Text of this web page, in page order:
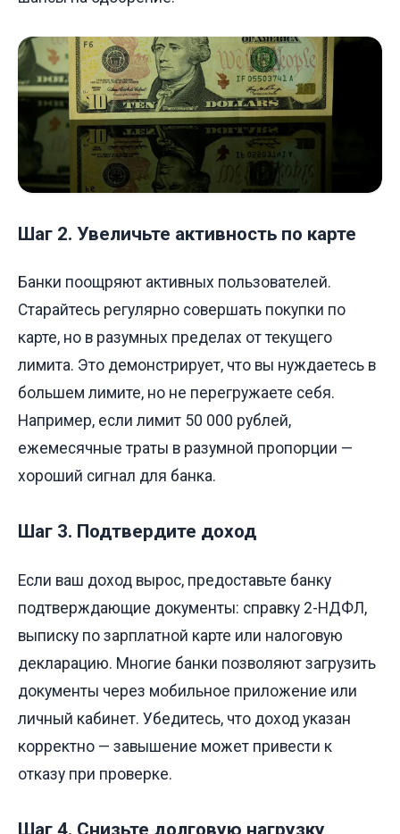
Шаг 2. Увеличьте активность по карте
Банки поощряют активных пользователей.
Старайтесь регулярно совершать покупки по
карте, но в разумных пределах от текущего
лимита. Это демонстрирует, что вы нуждаетесь в
большем лимите, но не перегружаете себя.
Например, если лимит 50 000 рублей,
ежемесячные траты в разумной пропорции —
хороший сигнал для банка.
Шаг 3. Подтвердите доход
Если ваш доход вырос, предоставьте банку
подтверждающие документы: справку 2-НДФЛ,
выписку по зарплатной карте или налоговую
декларацию. Многие банки позволяют загрузить
документы через мобильное приложение или
личный кабинет. Убедитесь, что доход указан
корректно — завышение может привести к
отказу при проверке.